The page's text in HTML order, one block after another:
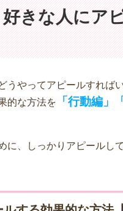
きな人にア
うやってアピールすれば
的な方法を
「行動編
に、しっかりアピールし